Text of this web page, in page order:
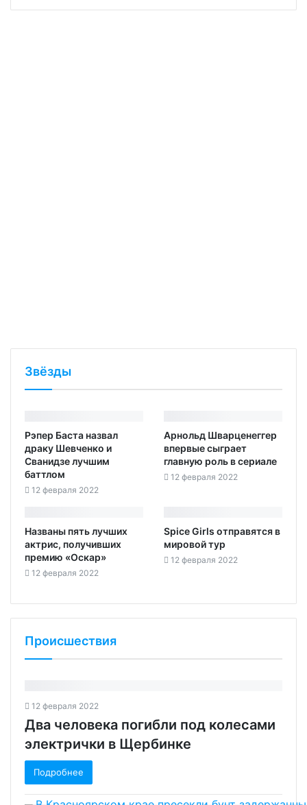
Звёзды
Рэпер Баста назвал
драку Шевченко и
Сванидзе лучшим
баттлом
12 февраля 2022
Арнольд Шварценеггер
впервые сыграет
главную роль в сериале‍
12 февраля 2022
Названы пять лучших
актрис, получивших
премию «Оскар»
12 февраля 2022
Spice Girls отправятся в
мировой тур‍
12 февраля 2022
Происшествия
12 февраля 2022
Два человека погибли под колесами
электрички в Щербинке‍
Подробнее